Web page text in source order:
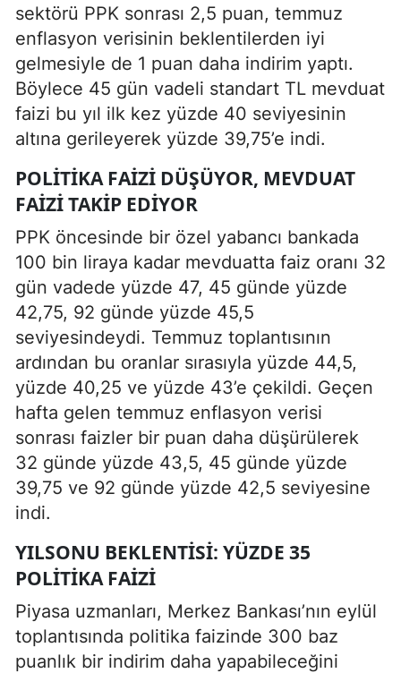
sektörü PPK sonrası 2,5 puan, temmuz
enflasyon verisinin beklentilerden iyi
gelmesiyle de 1 puan daha indirim yaptı.
Böylece 45 gün vadeli standart TL mevduat
faizi bu yıl ilk kez yüzde 40 seviyesinin
altına gerileyerek yüzde 39,75’e indi.
POLITIKA FAIZI DÜŞÜYOR, MEVDUAT
FAIZI TAKIP EDIYOR
PPK öncesinde bir özel yabancı bankada
100 bin liraya kadar mevduatta faiz oranı 32
gün vadede yüzde 47, 45 günde yüzde
42,75, 92 günde yüzde 45,5
seviyesindeydi. Temmuz toplantısının
ardından bu oranlar sırasıyla yüzde 44,5,
yüzde 40,25 ve yüzde 43’e çekildi. Geçen
hafta gelen temmuz enflasyon verisi
sonrası faizler bir puan daha düşürülerek
32 günde yüzde 43,5, 45 günde yüzde
39,75 ve 92 günde yüzde 42,5 seviyesine
indi.
YILSONU BEKLENTISI: YÜZDE 35
POLITIKA FAIZI
Piyasa uzmanları, Merkez Bankası’nın eylül
toplantısında politika faizinde 300 baz
puanlık bir indirim daha yapabileceğini